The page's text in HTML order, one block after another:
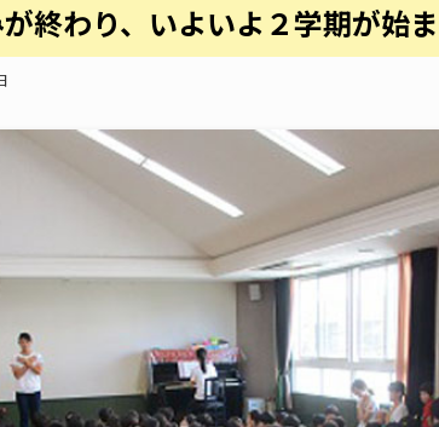
終わり、いよいよ２学期が始ま